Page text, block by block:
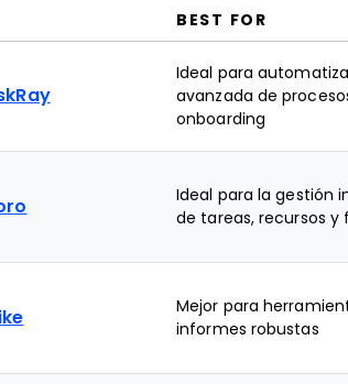
BEST FOR
Ideal para
avanzada de
onboarding
Ideal para la gestión
de tareas, recursos y
Mejor para
informes robustas